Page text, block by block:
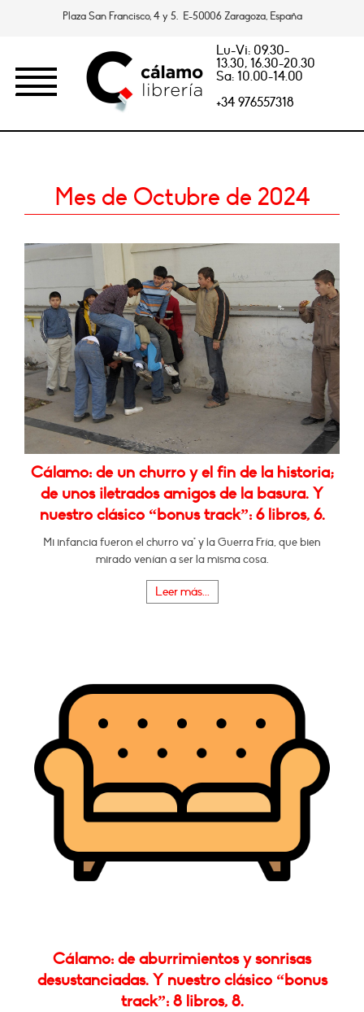
Plaza San Francisco, 4 y 5. E-50006 Zaragoza, España
Lu-Vi: 09.30-
13.30, 16.30-20.30
Sa: 10.00-14.00
+34 976557318
Mes de Octubre de 2024
Cálamo: de un churro y el fin de la historia;
de unos iletrados amigos de la basura. Y
nuestro clásico “bonus track”: 6 libros, 6.
Mi infancia fueron el churro va* y la Guerra Fría, que bien
mirado venían a ser la misma cosa.
Leer más...
Cálamo: de aburrimientos y sonrisas
desustanciadas. Y nuestro clásico “bonus
track”: 8 libros, 8.